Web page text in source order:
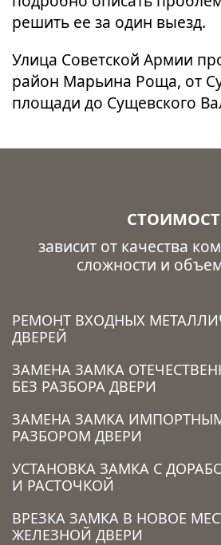
решить ее за один выезд.
Улица Советской Армии
район Марьина Роща, от
площади до Сущевского
зависит от качества
сложности и
РЕМОНТ ВХОДНЫХ
ДВЕРЕЙ
ЗАМЕНА ЗАМКА
БЕЗ РАЗБОРА ДВЕРИ
ЗАМЕНА ЗАМКА
РАЗБОРОМ ДВЕРИ
УСТАНОВКА ЗАМКА C
И РАСТОЧКОЙ
ВРЕЗКА ЗАМКА В НОВОЕ
ЖЕЛЕЗНОЙ ДВЕРИ